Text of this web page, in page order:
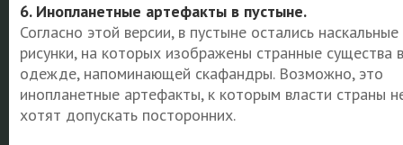
6. Инопланетные артефакты в пустыне.
Согласно этой версии, в пустыне остались наскальные
рисунки, на которых изображены странные существа в
одежде, напоминающей скафандры. Возможно, это
инопланетные артефакты, к которым власти страны
хотят допускать посторонних.